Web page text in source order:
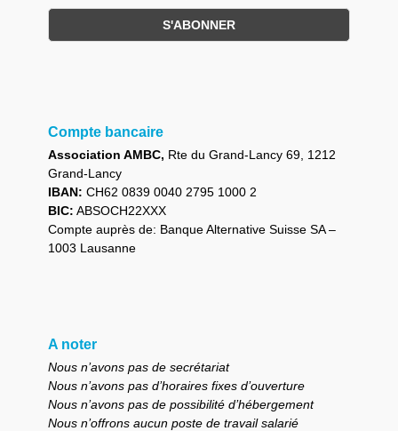
Compte bancaire
Association AMBC, Rte du Grand-Lancy 69, 1212
Grand-Lancy
IBAN: CH62 0839 0040 2795 1000 2
BIC: ABSOCH22XXX
Compte auprès de: Banque Alternative Suisse SA –
1003 Lausanne
A noter
Nous n’avons pas de secrétariat
Nous n’avons pas d’horaires fixes d’ouverture
Nous n’avons pas de possibilité d’hébergement
Nous n’offrons aucun poste de travail salarié